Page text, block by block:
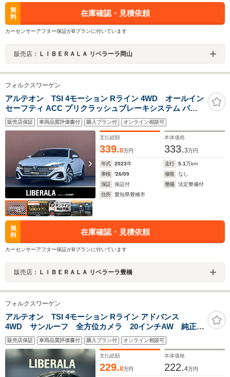
無
料
在庫確認・見積依頼
カーセンサーアフター保証がBプランに付いています
販売店： ＬＩＢＥＲＡＬＡ リベラーラ岡山
フォルクスワーゲン
アルテオン TSI 4モーション Rライン 4WD オールイン
セーフティ ACC プリクラッシュブレーキシステム パー
クディスタンスコントロール Discover Pro LEDヘッドラ
イト パドルシフト シートヒー ター パワートランク 純正
ナビ Bluetooth 純正19インチAW
販売店保証 車両品質評価書付 購入プラン付 オンライン相談可
支払総額
339.8万円
本体価格
333.3万円
年式 2023年 走行 5.1万km
車検
'26/09 修復
なし
保証
保証付 整備
法定整備付
住所
愛知県豊橋市
無
料
在庫確認・見積依頼
カーセンサーアフター保証がBプランに付いています
販売店： ＬＩＢＥＲＡＬＡ リベラーラ豊橋
フォルクスワーゲン
アルテオン TSI 4モーション Rライン アドバンス
4WD サンルーフ 全方位カメラ 20インチAW 純正ナ
ビ 黒革シート パワーシート 全席シートヒーター
ETC2.0 ACC 衝突軽減ブレーキ スマートキー ヘッ
ドアップディスプレイ
販売店保証 車両品質評価書付 購入プラン付 オンライン相談可
支払総額
229.8万円
本体価格
222.4万円